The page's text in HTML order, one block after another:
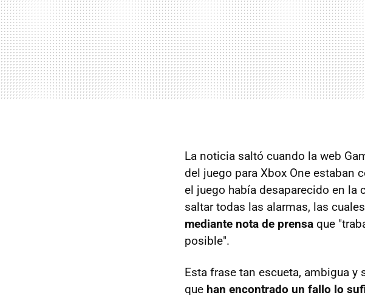
La noticia saltó cuando la web
del juego para Xbox One estaban
el juego había desaparecido en la
saltar todas las alarmas, las
mediante nota de prensa que
posible".
Esta frase tan escueta, ambigua
que han encontrado un fallo lo